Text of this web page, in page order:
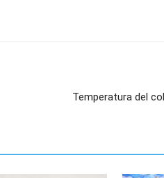
Temperatura del